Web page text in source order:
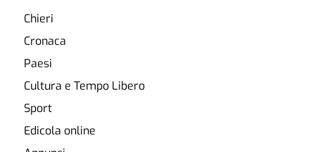
Chieri
Cronaca
Paesi
Cultura e Tempo Libero
Sport
Edicola online